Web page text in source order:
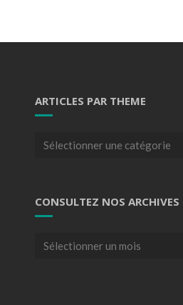
ARTICLES PAR THEME
Articles
CONSULTEZ NOS ARCHIVES
Consultez